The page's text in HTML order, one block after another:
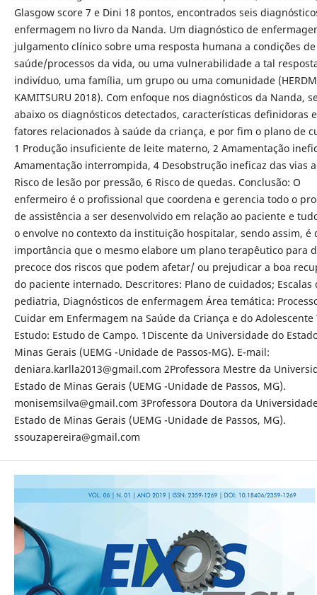
Glasgow score 7 e Dini 18 pontos, encontrados seis
enfermagem no livro da Nanda. Um diagnóstico de
julgamento clínico sobre uma resposta humana a condições de
saúde/processos da vida, ou uma vulnerabilidade a tal
indivíduo, uma família, um grupo ou uma comunidade
KAMITSURU 2018). Com enfoque nos diagnósticos da Nanda,
abaixo os diagnósticos detectados, características definidoras
fatores relacionados à saúde da criança, e por fim o plano de
1 Produção insuficiente de leite materno, 2 Amamentação
Amamentação interrompida, 4 Desobstrução ineficaz das vias
Risco de lesão por pressão, 6 Risco de quedas. Conclusão: O
enfermeiro é o profissional que coordena e gerencia todo o
de assistência a ser desenvolvido em relação ao paciente e
o envolve no contexto da instituição hospitalar, sendo assim, é
importância que o mesmo elabore um plano terapêutico para
precoce dos riscos que podem afetar/ ou prejudicar a boa
do paciente internado. Descritores: Plano de cuidados; Escalas
pediatria, Diagnósticos de enfermagem Área temática:
Cuidar em Enfermagem na Saúde da Criança e do Adolescente
Estudo: Estudo de Campo. 1Discente da Universidade do
Minas Gerais (UEMG -Unidade de Passos-MG). E-mail:
deniara.karlla2013@gmail.com 2Professora Mestre da
Estado de Minas Gerais (UEMG -Unidade de Passos, MG).
monisemsilva@gmail.com 3Professora Doutora da
Estado de Minas Gerais (UEMG -Unidade de Passos, MG).
ssouzapereira@gmail.com